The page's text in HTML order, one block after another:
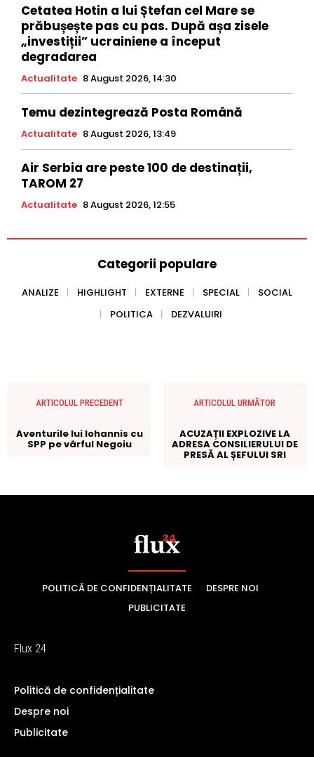
POLITICĂ DE CONFIDENȚIALITATE
DESPRE NOI
PUBLICITATE
Flux 24
Politică de confidențialitate
Despre noi
Publicitate